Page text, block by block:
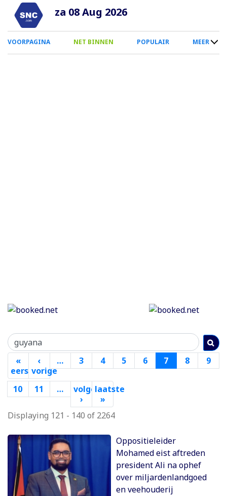
Overslaan
naar
inhoud
za 08 Aug 2026
0
Smartphone
VOORPAGINA NET BINNEN POPULAIR MEER
Paginering
«
eerste
Eerste
pagina
‹
vorige
Vorige
pagina
… 3 4 5 6 7 8 9
10 11 …
volgende
› Volgende
pagina
laatste
»
pagina
Displaying 121 - 140 of 2264
Oppositieleider
Mohamed eist aftreden
president Ali na ophef
over miljardenlandgoed
en veehouderij
Paginering